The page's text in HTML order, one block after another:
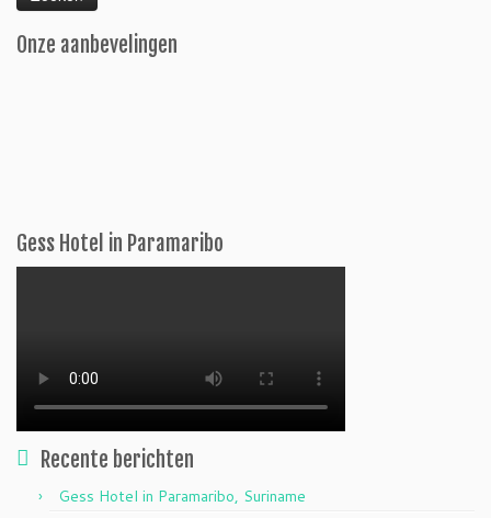
Onze aanbevelingen
Gess Hotel in Paramaribo
Recente berichten
Gess Hotel in Paramaribo, Suriname